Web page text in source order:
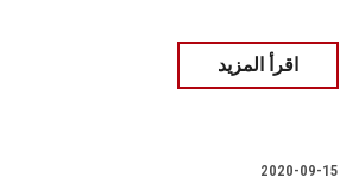
اقرأ المزيد
2020-09-15